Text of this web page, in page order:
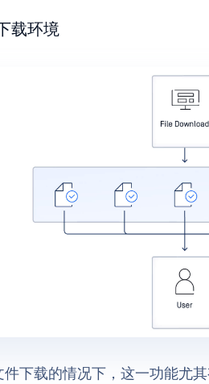
载环境
下载的情况下，这一功能尤